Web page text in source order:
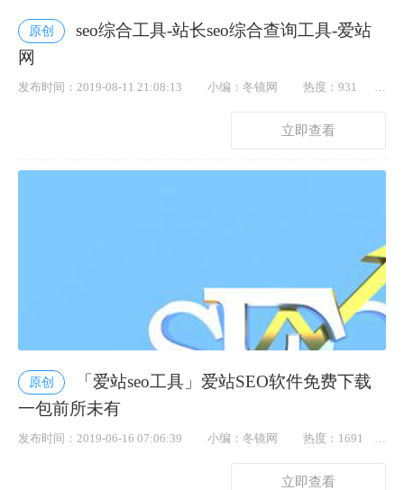
原创
seo综合工具-站长seo综合查询工具-爱站
网
发布时间：2019-08-11 21:08:13 小编：冬镜网
热度：931
立即查看
原创
「爱站seo工具」爱站SEO软件免费下载
一包前所未有
发布时间：2019-06-16 07:06:39 小编：冬镜网
热度：1691
立即查看